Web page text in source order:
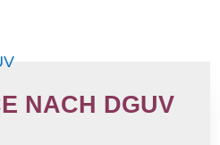
NACH DGUV